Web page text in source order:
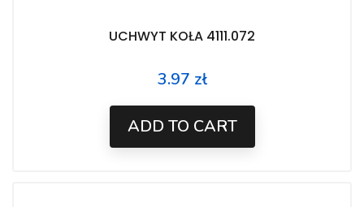
UCHWYT KOŁA 4111.072
Price
3.97 zł
ADD TO CART